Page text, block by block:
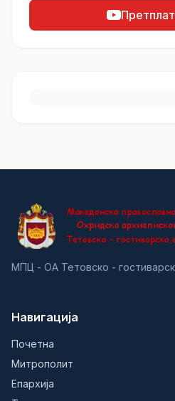
МПЦ - ОА Тетовско -
Навигација
Почетна
Митрополит
Епархија